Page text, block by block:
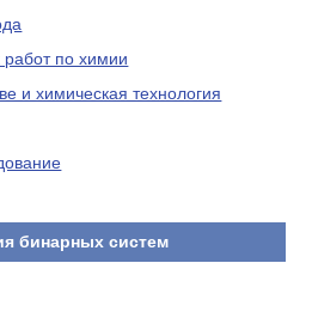
работ по химии
и химическая технология
бинарных систем